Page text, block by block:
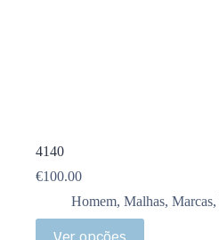
4140
€100.00
Homem, Malhas, Marcas,